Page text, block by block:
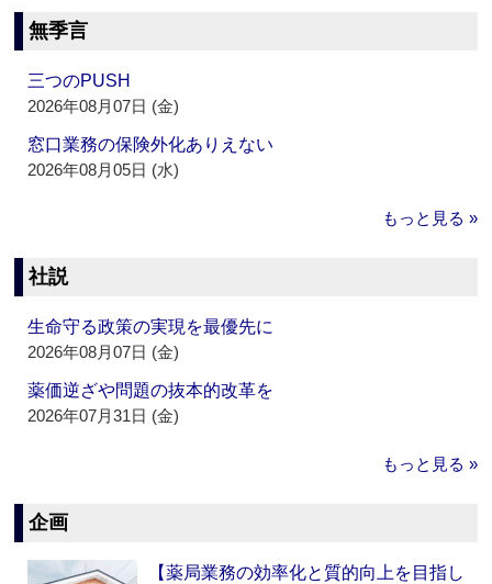
無季言
三つのPUSH
2026年08月07日 (金)
窓口業務の保険外化ありえない
2026年08月05日 (水)
もっと見る »
社説
生命守る政策の実現を最優先に
2026年08月07日 (金)
薬価逆ざや問題の抜本的改革を
2026年07月31日 (金)
もっと見る »
企画
【薬局業務の効率化と質的向上を目指し